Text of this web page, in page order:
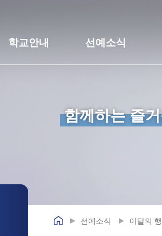
학교안내 선예소식
함께하는 즐
선예소식 이달의